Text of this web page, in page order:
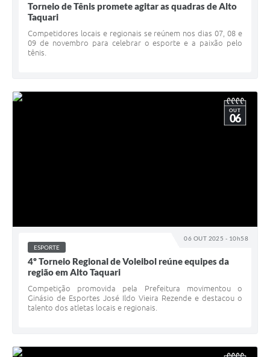
Torneio de Tênis promete agitar as quadras de Alto
Taquari
Competidores locais e regionais se reúnem nos dias 07, 08 e
09 de novembro para celebrar o esporte e a paixão pelo
tênis.
06 OUT 2025 - 10h58
OUT
06
ESPORTE
4º Torneio Regional de Voleibol reúne equipes da
região em Alto Taquari
Competição promovida pela Prefeitura movimentou o
Ginásio de Esportes José Ildo Vieira Rezende e destacou o
talento dos atletas locais e regionais.